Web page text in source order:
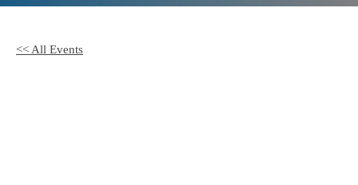
<< All Events